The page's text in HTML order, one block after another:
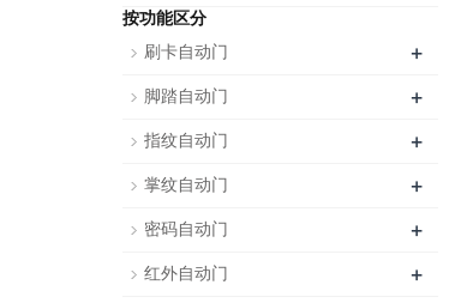
按功能区分
刷卡自动门
+
脚踏自动门 +
指纹自动门 +
掌纹自动门 +
密码自动门 +
红外自动门 +